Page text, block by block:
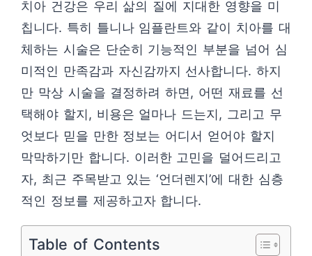
치아 건강은 우리 삶의 질에 지대한 영향을 미
칩니다. 특히 틀니나 임플란트와 같이 치아를 대
체하는 시술은 단순히 기능적인 부분을 넘어 심
미적인 만족감과 자신감까지 선사합니다. 하지
만 막상 시술을 결정하려 하면, 어떤 재료를 선
택해야 할지, 비용은 얼마나 드는지, 그리고 무
엇보다 믿을 만한 정보는 어디서 얻어야 할지
막막하기만 합니다. 이러한 고민을 덜어드리고
자, 최근 주목받고 있는 ‘언더렌지’에 대한 심층
적인 정보를 제공하고자 합니다.
Table of Contents